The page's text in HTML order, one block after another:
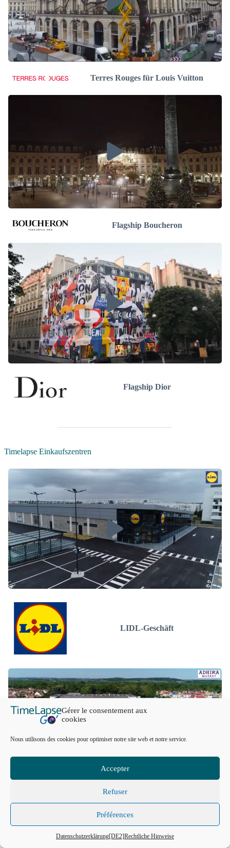
Gérer le consentement aux
cookies
Nous utilisons des cookies pour optimiser notre site web et notre service.
Accepter
Refuser
Préférences
Datenschutzerklärung[DE2]Rechtliche Hinweise
Terres Rouges für Louis Vuitton
Flagship Boucheron
Flagship Dior
Timelapse Einkaufszentren
LIDL-Geschäft